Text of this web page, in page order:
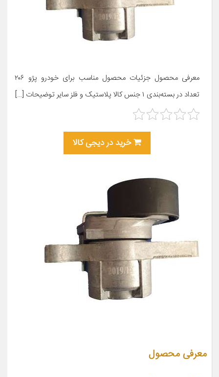
معرفی محصول جزئیات محصول مناسب برای خودرو پژو ۲۰۶
تعداد در بسته‌بندی ۱ جنس کالا پلاستیک و فلز سایر توضیحات […]
خرید در دیجی کالا
معرفی محصول